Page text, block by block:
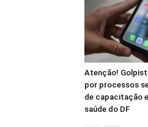
Atenção!
por processos
de capacitação
saúde do DF